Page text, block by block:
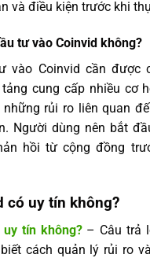
và điều kiện trước khi
tư vào Coinvid không?
vào Coinvid cần được
cung cấp nhiều cơ
rủi ro liên quan
Người dùng nên bắt
hồi từ cộng đồng
có uy tín không?
uy tín không? – Câu trả
cách quản lý rủi ro